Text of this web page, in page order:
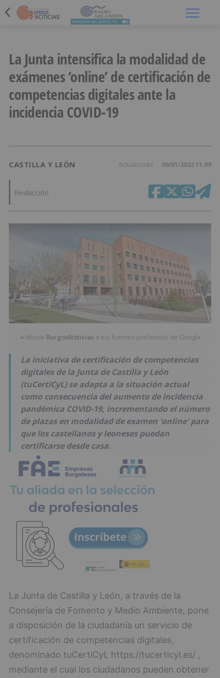
La Junta intensifica la modalidad de
exámenes ‘online’ de certificación de
competencias digitales ante la
incidencia COVID-19
CASTILLA Y LEÓN Actualizado 06/01/2022 11:09
Redacción
★Añade BurgosNoticias a tus fuentes preferidas de Google
La iniciativa de certificación de competencias
digitales de la Junta de Castilla y León
(tuCertiCyL) se adapta a la situación actual
como consecuencia del aumento de incidencia
pandémica COVID-19, incrementando el número
de plazas en modalidad de examen 'online' para
que los castellanos y leoneses puedan
certificarse desde casa.
La Junta de Castilla y León, a través de la
Consejería de Fomento y Medio Ambiente, pone
a disposición de la ciudadanía un servicio de
certificación de competencias digitales,
denominado tuCertiCyL https://tucerticyl.es/ ,
mediante el cual los ciudadanos pueden obtener